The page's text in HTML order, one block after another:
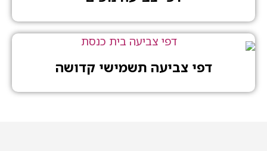
דפי צביעה תשמישי קדושה